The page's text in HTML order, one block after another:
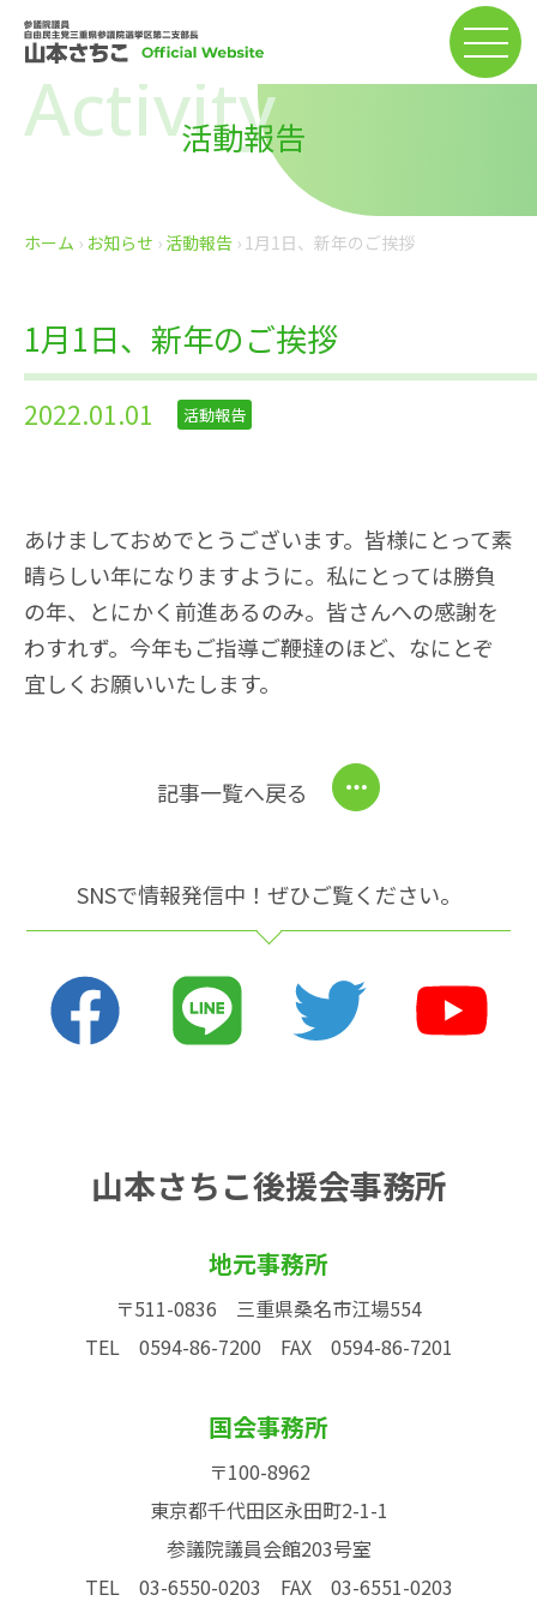
Activity
活動報告
ホーム › お知らせ › 活動報告 › 1月1日、新年のご挨拶
1月1日、新年のご挨拶
2022.01.01 活動報告
あけましておめでとうございます。皆様にとって素
晴らしい年になりますように。私にとっては勝負
の年、とにかく前進あるのみ。皆さんへの感謝を
わすれず。今年もご指導ご鞭撻のほど、なにとぞ
宜しくお願いいたします。
記事一覧へ戻る
SNSで情報発信中！ぜひご覧ください。
山本さちこ後援会事務所
地元事務所
〒511-0836 三重県桑名市江場554
TEL 0594-86-7200 FAX 0594-86-7201
国会事務所
〒100-8962
東京都千代田区永田町2-1-1
参議院議員会館203号室
TEL 03-6550-0203 FAX 03-6551-0203